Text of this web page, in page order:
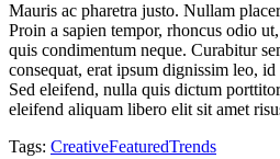
Mauris ac pharetra justo. Nullam
Proin a sapien tempor, rhoncus odio
quis condimentum neque. Curabitur
consequat, erat ipsum dignissim leo,
Sed eleifend, nulla quis dictum
eleifend aliquam libero elit sit amet
Tags: CreativeFeaturedTrends